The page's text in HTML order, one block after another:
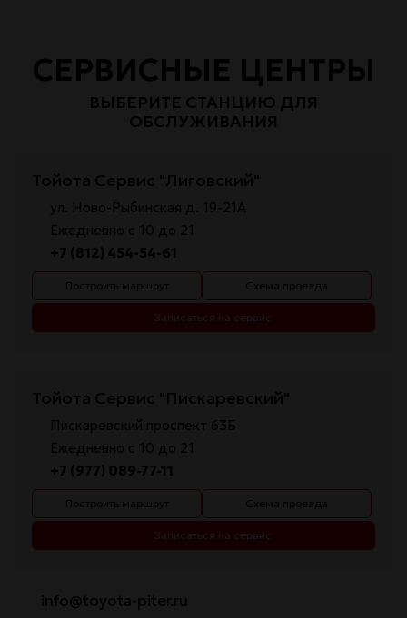
СЕРВИСНЫЕ ЦЕНТРЫ
ВЫБЕРИТЕ СТАНЦИЮ ДЛЯ
ОБСЛУЖИВАНИЯ
Тойота Сервис "Лиговский"
ул. Ново-Рыбинская д. 19-21А
Ежедневно с 10 до 21
+7 (812) 454-54-61
Построить маршрут Схема проезда
Записаться на сервис
Тойота Сервис "Пискаревский"
Пискаревский проспект 63Б
Ежедневно с 10 до 21
+7 (977) 089-77-11
Построить маршрут Схема проезда
Записаться на сервис
info@toyota-piter.ru